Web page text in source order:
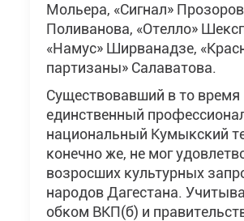
Мольера, «Сигнал»
Поливанова, «Отелло»
«Намус» Ширванадзе,
партизаны» Салаватова.
Существовавший в то время
единственный
национальный Кумыкский
конечно же, не мог
возросших культурных
народов Дагестана.
обком ВКП(б) и